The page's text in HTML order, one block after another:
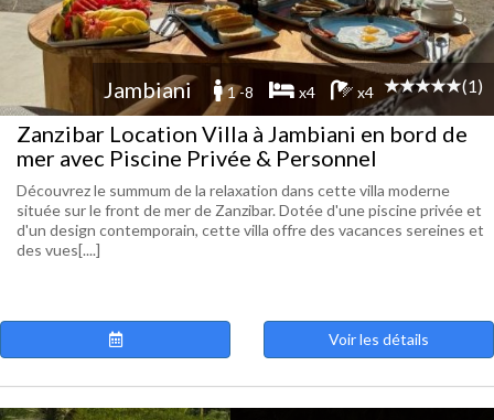
Jambiani 1 -8 x4 x4 (1)
Zanzibar Location Villa à Jambiani en bord de
mer avec Piscine Privée & Personnel
Découvrez le summum de la relaxation dans cette villa moderne
située sur le front de mer de Zanzibar. Dotée d'une piscine privée et
d'un design contemporain, cette villa offre des vacances sereines et
des vues[....]
Voir les détails